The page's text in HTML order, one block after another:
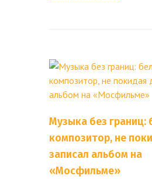
Музыка без границ:
композитор, не
записал альбом на
«Мосфильме»